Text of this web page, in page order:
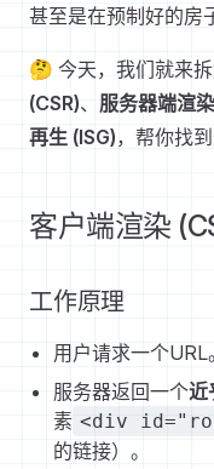
甚至是在预制好的房
🤔 今天，我们就来拆
(CSR)、 服务器端渲
再生 (ISG)，帮你找
客户端渲染
工作原理
用户请求一个URL。
服务器返回一个近
素 <div
的链接）。